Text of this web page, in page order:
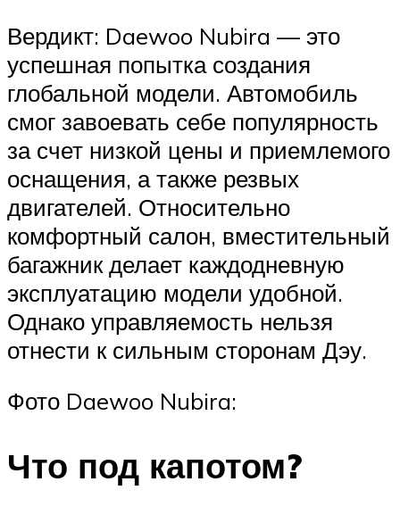
Вердикт: Daewoo Nubira — это
успешная попытка создания
глобальной модели. Автомобиль
смог завоевать себе популярность
за счет низкой цены и приемлемого
оснащения, а также резвых
двигателей. Относительно
комфортный салон, вместительный
багажник делает каждодневную
эксплуатацию модели удобной.
Однако управляемость нельзя
отнести к сильным сторонам Дэу.
Фото Daewoo Nubira:
Что под капотом?